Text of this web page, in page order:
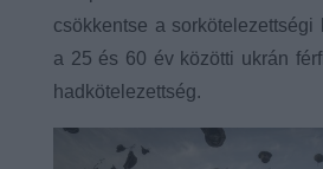
csökkentse a sorkötelezettségi
a 25 és 60 év közötti ukrán
hadkötelezettség.